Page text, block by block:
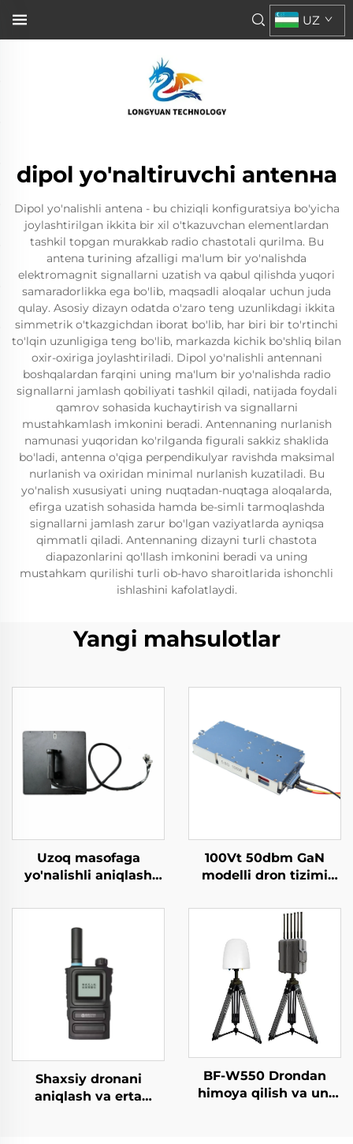
UZ
dipol yo'naltiruvchi antenна
Dipol yo'nalishli antena - bu chiziqli konfiguratsiya bo'yicha
joylashtirilgan ikkita bir xil o'tkazuvchan elementlardan
tashkil topgan murakkab radio chastotali qurilma. Bu
antena turining afzalligi ma'lum bir yo'nalishda
elektromagnit signallarni uzatish va qabul qilishda yuqori
samaradorlikka ega bo'lib, maqsadli aloqalar uchun juda
qulay. Asosiy dizayn odatda o'zaro teng uzunlikdagi ikkita
simmetrik o'tkazgichdan iborat bo'lib, har biri bir to'rtinchi
to'lqin uzunligiga teng bo'lib, markazda kichik bo'shliq bilan
oxir-oxiriga joylashtiriladi. Dipol yo'nalishli antennani
boshqalardan farqini uning ma'lum bir yo'nalishda radio
signallarni jamlash qobiliyati tashkil qiladi, natijada foydali
qamrov sohasida kuchaytirish va signallarni
mustahkamlash imkonini beradi. Antennaning nurlanish
namunasi yuqoridan ko'rilganda figurali sakkiz shaklida
bo'ladi, antenna o'qiga perpendikulyar ravishda maksimal
nurlanish va oxiridan minimal nurlanish kuzatiladi. Bu
yo'nalish xususiyati uning nuqtadan-nuqtaga aloqalarda,
efirga uzatish sohasida hamda be-simli tarmoqlashda
signallarni jamlash zarur bo'lgan vaziyatlarda ayniqsa
qimmatli qiladi. Antennaning dizayni turli chastota
diapazonlarini qo'llash imkonini beradi va uning
mustahkam qurilishi turli ob-havo sharoitlarida ishonchli
ishlashini kafolatlaydi.
Yangi mahsulotlar
Uzoq masofaga
yo'nalishli aniqlash
kuchlanishli antenma
tizimi Anti-UAV RF
Samarali chastotali
ekran UAV signallari
100Vt 50dbm GaN
modelli dron tizimi
kuchaytirgich moduli
Konter dron moduli
5,2/5,8G Yetarli RF
ekranlar 5,2/5,8G 100Vt
50dbm
Shaxsiy dronani
aniqlash va erta
BF-W550 Drondan
himoya qilish va uni